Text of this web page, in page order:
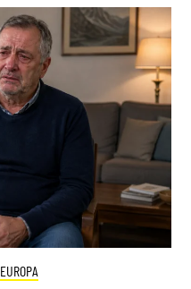
EUROPA